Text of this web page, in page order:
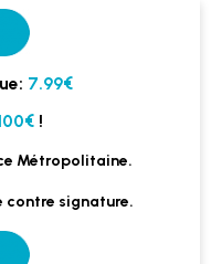
7.99€
!
Métropolitaine.
contre signature.